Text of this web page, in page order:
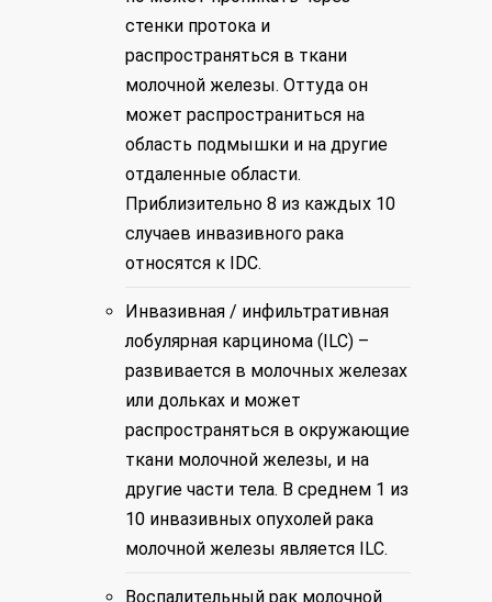
стенки протока и
распространяться в ткани
молочной железы. Оттуда он
может распространиться на
область подмышки и на другие
отдаленные области.
Приблизительно 8 из каждых 10
случаев инвазивного рака
относятся к IDC.
Инвазивная / инфильтративная
лобулярная карцинома (ILC) –
развивается в молочных железах
или дольках и может
распространяться в окружающие
ткани молочной железы, и на
другие части тела. В среднем 1 из
10 инвазивных опухолей рака
молочной железы является ILC.
Воспалительный рак молочной